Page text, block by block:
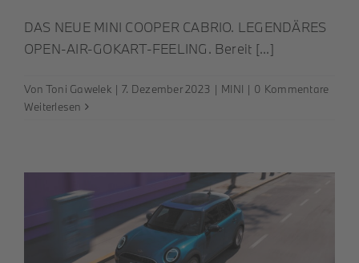
DAS NEUE MINI COOPER CABRIO. LEGENDÄRES
OPEN-AIR-GOKART-FEELING. Bereit [...]
Von Toni Gawelek | 7. Dezember 2023 | MINI | 0 Kommentare
Weiterlesen